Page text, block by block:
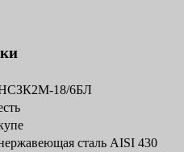
18/6БЛ
сталь AISI 430